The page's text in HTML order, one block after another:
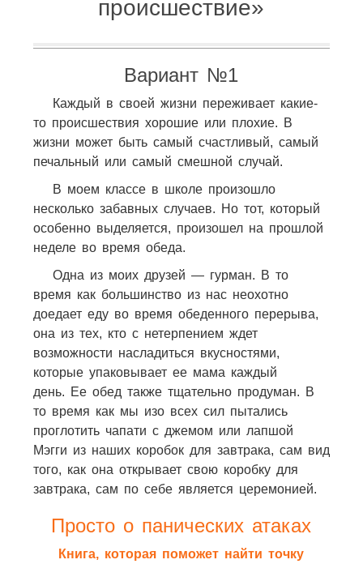
происшествие»
Вариант №1
Каждый в своей жизни переживает какие-
то происшествия хорошие или плохие. В
жизни может быть самый счастливый, самый
печальный или самый смешной случай.
В моем классе в школе произошло
несколько забавных случаев. Но тот, который
особенно выделяется, произошел на прошлой
неделе во время обеда.
Одна из моих друзей — гурман. В то
время как большинство из нас неохотно
доедает еду во время обеденного перерыва,
она из тех, кто с нетерпением ждет
возможности насладиться вкусностями,
которые упаковывает ее мама каждый
день. Ее обед также тщательно продуман. В
то время как мы изо всех сил пытались
проглотить чапати с джемом или лапшой
Мэгги из наших коробок для завтрака, сам вид
того, как она открывает свою коробку для
завтрака, сам по себе является церемонией.
Просто о панических атаках
Книга, которая поможет найти точку